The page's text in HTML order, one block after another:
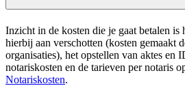
Inzicht in de kosten die je gaat betalen is
hierbij aan verschotten (kosten gemaakt
organisaties), het opstellen van aktes en
notariskosten en de tarieven per notaris
Notariskosten.